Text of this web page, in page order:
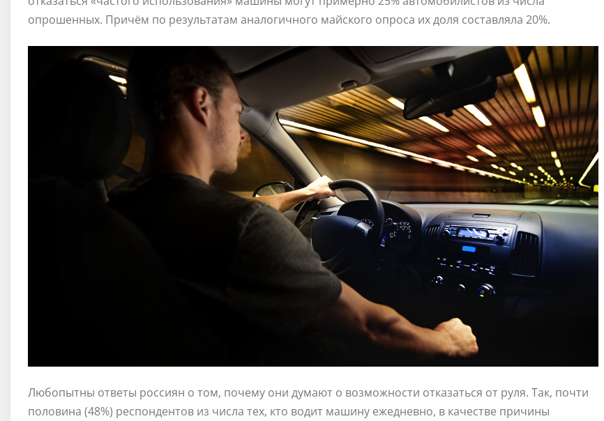
опрошенных. Причём по результатам аналогичного майского опроса их доля составляла 20%.
Любопытны ответы россиян о том, почему они думают о возможности отказаться от руля. Так, почти
половина (48%) респондентов из числа тех, кто водит машину ежедневно, в качестве причины